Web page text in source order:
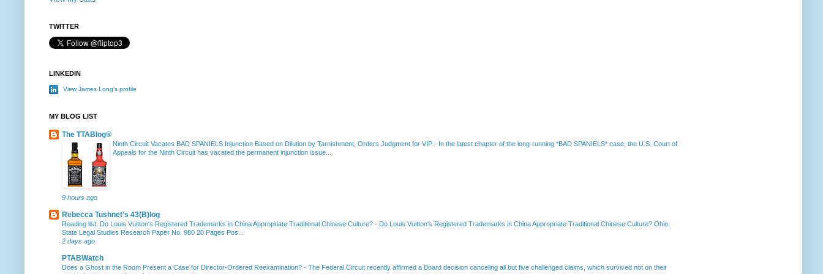
TWITTER
LINKEDIN
View James Long's profile
MY BLOG LIST
The TTABlog®
Ninth Circuit Vacates BAD SPANIELS Injunction Based on Dilution by Tarnishment, Orders Judgment for VIP - In the latest chapter of the long-running *BAD SPANIELS* case, the U.S. Court of
Appeals for the Ninth Circuit has vacated the permanent injunction issue...
9 hours ago
Rebecca Tushnet's 43(B)log
Reading list: Do Louis Vuitton's Registered Trademarks in China Appropriate Traditional Chinese Culture? - Do Louis Vuitton's Registered Trademarks in China Appropriate Traditional Chinese Culture? Ohio
State Legal Studies Research Paper No. 980 20 Pages Pos...
2 days ago
PTABWatch
Does a Ghost in the Room Present a Case for Director-Ordered Reexamination? - The Federal Circuit recently affirmed a Board decision canceling all but five challenged claims, which survived not on their